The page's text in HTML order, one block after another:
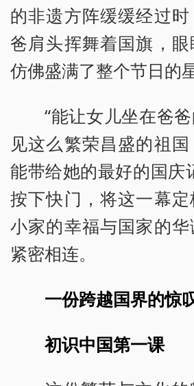
的非遗方阵缓缓经过
爸肩头挥舞着国旗，眼
仿佛盛满了整个节日的星
“能让女儿坐在爸
见这么繁荣昌盛的祖
能带给她的最好的国庆
按下快门，将这一幕定
小家的幸福与国家的
紧密相连。
一份跨越国界的惊
初识中国第一课